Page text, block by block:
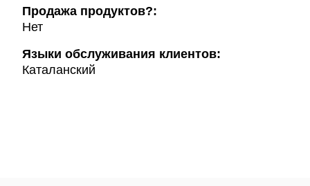
Продажа продуктов?:
Нет
Языки обслуживания клиентов:
Каталанский